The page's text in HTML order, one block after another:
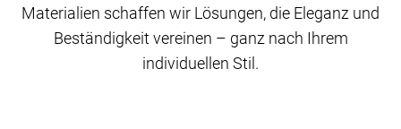
Materialien schaffen wir Lösungen, die Eleganz und
Beständigkeit vereinen – ganz nach Ihrem
individuellen Stil.